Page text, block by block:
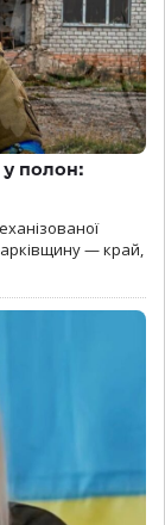
у полон:
— край,